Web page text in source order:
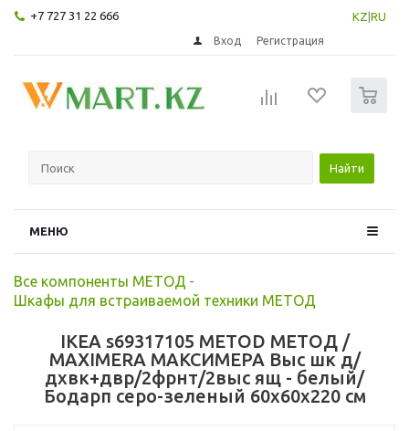
+7 727 31 22 666 KZ RU
Вход Регистрация
Найти
МЕНЮ
Все компоненты МЕТОД -
Шкафы для встраиваемой техники МЕТОД
IKEA s69317105 METOD МЕТОД /
MAXIMERA МАКСИМЕРА Выс шк д/
дхвк+двр/2фрнт/2выс ящ - белый/
Бодарп серо-зеленый 60x60x220 см